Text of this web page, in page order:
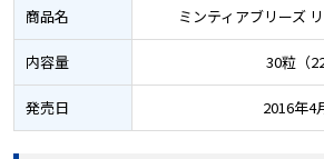
商品名 ミンティアブリーズ
内容量 30粒（
発売日 2016年4